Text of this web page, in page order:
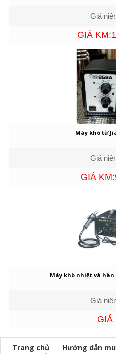
Giá
GIÁ
Máy khò từ
Giá
GIÁ
Máy khò nhiệt và hàn
Giá
GIÁ
Trang chủ
Hướng dẫn